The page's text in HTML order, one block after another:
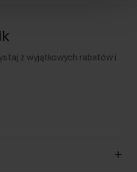
z wyjątkowych rabatów i